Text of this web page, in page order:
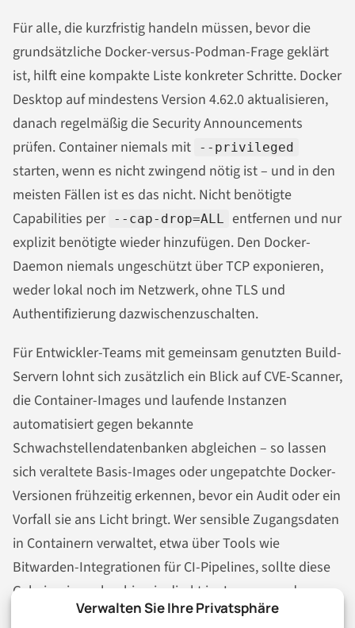
Verwalten Sie Ihre Privatsphäre
Für alle, die kurzfristig handeln müssen, bevor die
grundsätzliche Docker-versus-Podman-Frage geklärt
ist, hilft eine kompakte Liste konkreter Schritte. Docker
Desktop auf mindestens Version 4.62.0 aktualisieren,
danach regelmäßig die Security Announcements
prüfen. Container niemals mit
--privileged
starten, wenn es nicht zwingend nötig ist – und in den
meisten Fällen ist es das nicht. Nicht benötigte
Capabilities per --cap-drop=ALL
entfernen und nur
explizit benötigte wieder hinzufügen. Den Docker-
Daemon niemals ungeschützt über TCP exponieren,
weder lokal noch im Netzwerk, ohne TLS und
Authentifizierung dazwischenzuschalten.
Für Entwickler-Teams mit gemeinsam genutzten Build-
Servern lohnt sich zusätzlich ein Blick auf CVE-Scanner,
die Container-Images und laufende Instanzen
automatisiert gegen bekannte
Schwachstellendatenbanken abgleichen – so lassen
sich veraltete Basis-Images oder ungepatchte Docker-
Versionen frühzeitig erkennen, bevor ein Audit oder ein
Vorfall sie ans Licht bringt. Wer sensible Zugangsdaten
in Containern verwaltet, etwa über Tools wie
Bitwarden-Integrationen für CI-Pipelines, sollte diese
Geheimnisse ohnehin nie direkt im Image, sondern
über separate Secret-Stores einbinden – eine Privilege-